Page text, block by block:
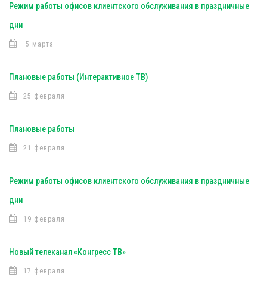
Режим работы офисов клиентского обслуживания в праздничные
дни
5 марта
Плановые работы (Интерактивное ТВ)
25 февраля
Плановые работы
21 февраля
Режим работы офисов клиентского обслуживания в праздничные
дни
19 февраля
Новый телеканал «Конгресс ТВ»
17 февраля